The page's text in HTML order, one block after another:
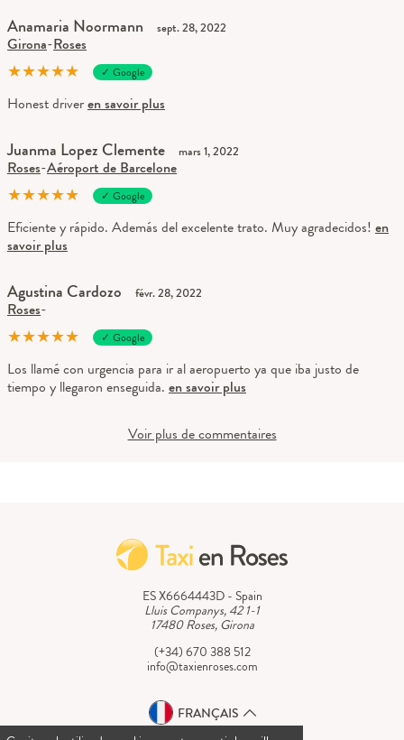
Anamaria Noormann sept. 28, 2022
Girona-Roses
★★★★★ ✓ Google
Honest driveren savoir plus
Juanma Lopez Clemente mars 1, 2022
Roses-Aéroport de Barcelone
★★★★★ ✓ Google
Eficiente y rápido. Además del excelente trato. Muy agradecidos! en
savoir plus
Agustina Cardozo févr. 28, 2022
Roses-
★★★★★ ✓ Google
Los llamé con urgencia para ir al aeropuerto ya que iba justo de
tiempo y llegaron enseguida. en savoir plus
Voir plus de commentaires
ES X6664443D - Spain
Lluis Companys, 42 1-1
17480 Roses, Girona
(+34) 670 388 512
info@taxienroses.com
FRANÇAIS